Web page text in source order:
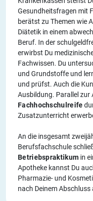
Gesundheitsfragen mit
berätst zu Themen wie
Diätetik in einem
Beruf. In der
erwirbst Du
Fachwissen. Du
und Grundstoffe und
und prüfst. Auch die
Ausbildung. Parallel zur
Fachhochschulreife
Zusatzunterricht
An die insgesamt
Berufsfachschule
Betriebspraktikum in
Apotheke kannst Du
Pharmazie- und
nach Deinem Abschluss